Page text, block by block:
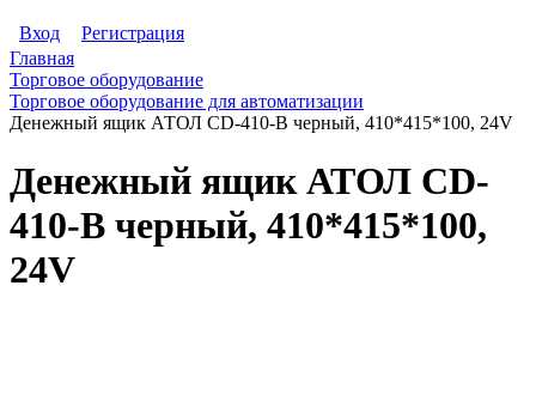
Вход
Регистрация
Главная
Торговое оборудование
Торговое оборудование для автоматизации
Денежный ящик АТОЛ CD-410-B черный, 410*415*100, 24V
Денежный ящик АТОЛ CD-
410-B черный, 410*415*100,
24V